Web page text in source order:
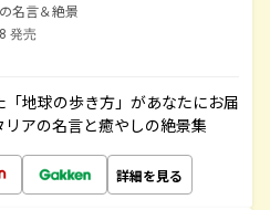
名言＆絶景
発売
地球の歩き方」があなたにお届
アの名言と癒やしの絶景集
詳細を見る